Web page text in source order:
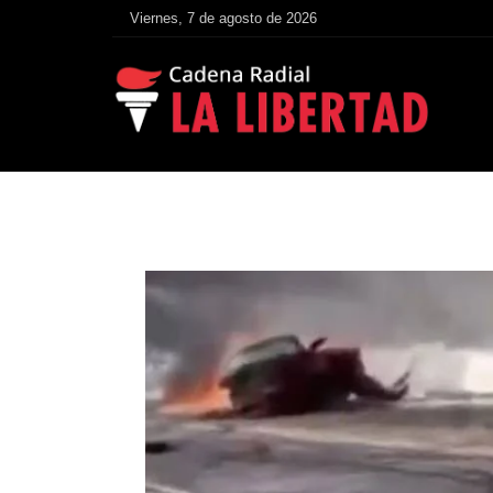
Viernes, 7 de agosto de 2026